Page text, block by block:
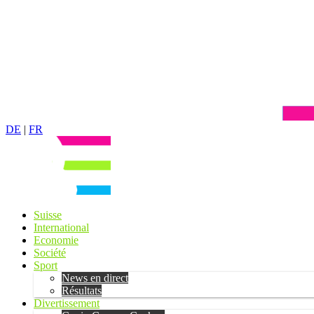
DE | FR
Suisse
International
Economie
Société
Sport
News en direct
Résultats
Divertissement